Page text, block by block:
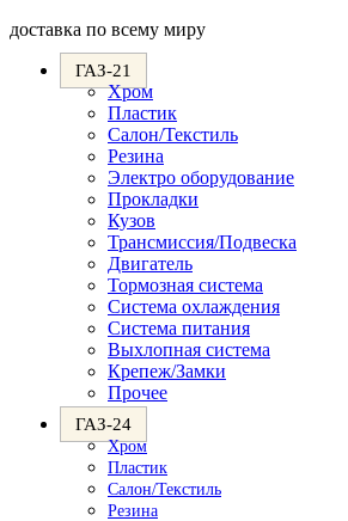
вашем
доставка по всему миру
ГАЗ-21
Хром
Пластик
Салон/Текстиль
Резина
Электро оборудование
Прокладки
Кузов
Трансмиссия/Подвеска
Двигатель
Тормозная система
Система охлаждения
Система питания
Выхлопная система
Крепеж/Замки
Прочее
ГАЗ-24
Хром
Пластик
Салон/Текстиль
Резина